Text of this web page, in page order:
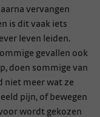
vervangen
is dit vaak iets
leven leiden.
gevallen ook
doen sommige van
niet meer wat ze
pijn, of bewegen
wordt gekozen